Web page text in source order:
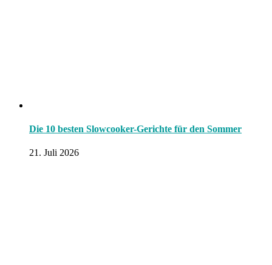
Die 10 besten Slowcooker-Gerichte für den Sommer
21. Juli 2026